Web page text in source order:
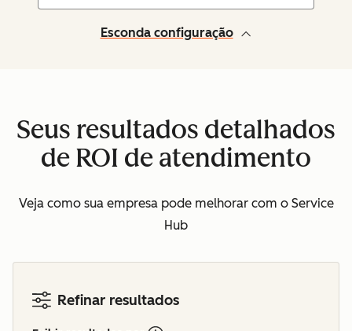
Esconda configuração
Seus resultados detalhados
de ROI de atendimento
Veja como sua empresa pode melhorar com o Service
Hub
Refinar resultados